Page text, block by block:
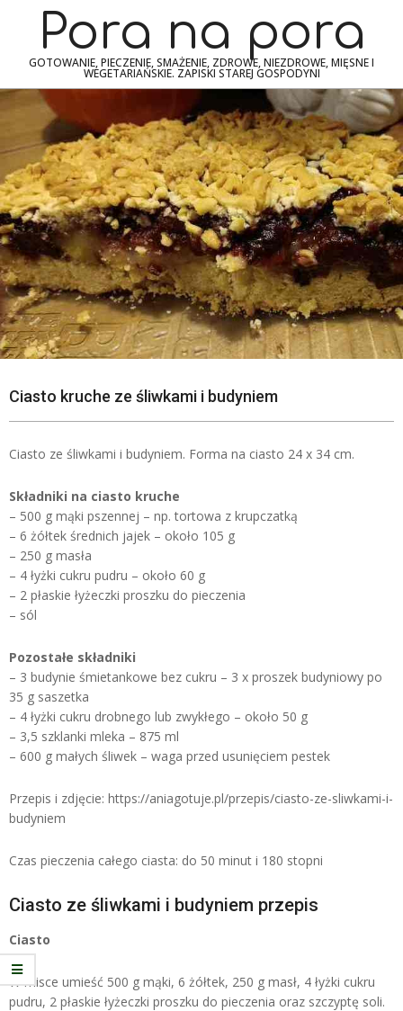
content
NavigationPora na pora
GOTOWANIE, PIECZENIE, SMAŻENIE, ZDROWE, NIEZDROWE, MIĘSNE I
WEGETARIAŃSKIE. ZAPISKI STAREJ GOSPODYNI
Ciasto kruche ze śliwkami i budyniem
Ciasto ze śliwkami i budyniem. Forma na ciasto 24 x 34 cm.
Składniki na ciasto kruche
– 500 g mąki pszennej – np. tortowa z krupczatką
– 6 żółtek średnich jajek – około 105 g
– 250 g masła
– 4 łyżki cukru pudru – około 60 g
– 2 płaskie łyżeczki proszku do pieczenia
– sól
Pozostałe składniki
– 3 budynie śmietankowe bez cukru – 3 x proszek budyniowy po
35 g saszetka
– 4 łyżki cukru drobnego lub zwykłego – około 50 g
– 3,5 szklanki mleka – 875 ml
– 600 g małych śliwek – waga przed usunięciem pestek
Przepis i zdjęcie: https://aniagotuje.pl/przepis/ciasto-ze-sliwkami-i-
budyniem
Czas pieczenia całego ciasta: do 50 minut i 180 stopni
Ciasto ze śliwkami i budyniem przepis
Ciasto
W misce umieść 500 g mąki, 6 żółtek, 250 g masł, 4 łyżki cukru
pudru, 2 płaskie łyżeczki proszku do pieczenia oraz szczyptę soli.